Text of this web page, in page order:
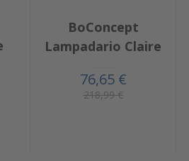
BoConcept
Lampadario Claire
76,65 €
218,99 €